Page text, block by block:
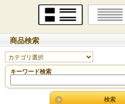
商品検索
キーワード検索